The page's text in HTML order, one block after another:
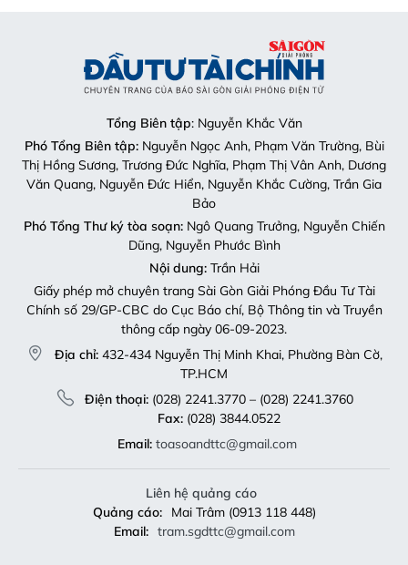
Tổng Biên tập: Nguyễn Khắc Văn
Phó Tổng Biên tập:Nguyễn Ngọc Anh, Phạm Văn Trường, Bùi
Thị Hồng Sương, Trương Đức Nghĩa, Phạm Thị Vân Anh, Dương
Văn Quang, Nguyễn Đức Hiển, Nguyễn Khắc Cường, Trần Gia
Bảo
Phó Tổng Thư ký tòa soạn:Ngô Quang Trưởng, Nguyễn Chiến
Dũng, Nguyễn Phước Bình
Nội dung:Trần Hải
Giấy phép mở chuyên trang Sài Gòn Giải Phóng Đầu Tư Tài
Chính số 29/GP-CBC do Cục Báo chí, Bộ Thông tin và Truyền
thông cấp ngày 06-09-2023.
Địa chỉ: 432-434 Nguyễn Thị Minh Khai, Phường Bàn Cờ,
TP.HCM
Điện thoại:(028) 2241.3770 – (028) 2241.3760
Fax:(028) 3844.0522
Email: toasoandttc@gmail.com
Liên hệ quảng cáo
Quảng cáo:
Mai Trâm (0913 118 448)
Email: tram.sgdttc@gmail.com